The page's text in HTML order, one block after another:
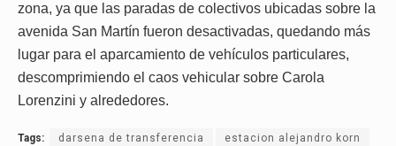
zona, ya que las paradas de colectivos ubicadas sobre la
avenida San Martín fueron desactivadas, quedando más
lugar para el aparcamiento de vehículos particulares,
descomprimiendo el caos vehicular sobre Carola
Lorenzini y alrededores.
Tags: darsena de transferencia estacion alejandro korn